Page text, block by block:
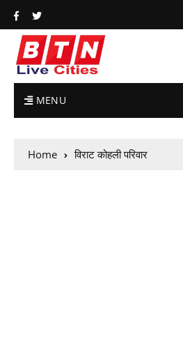
MENU
Home विराट कोहली परिवार